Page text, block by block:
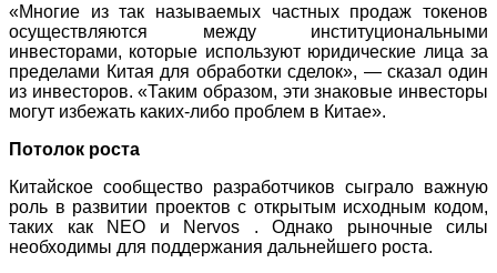
«Многие из так называемых частных продаж токенов
осуществляются между институциональными
инвесторами, которые используют юридические лица за
пределами Китая для обработки сделок», — сказал один
из инвесторов. «Таким образом, эти знаковые инвесторы
могут избежать каких-либо проблем в Китае».
Потолок роста
Китайское сообщество разработчиков сыграло важную
роль в развитии проектов с открытым исходным кодом,
таких как NEO и Nervos . Однако рыночные силы
необходимы для поддержания дальнейшего роста.